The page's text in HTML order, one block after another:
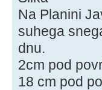
Na Planini
suhega
dnu.
2cm pod
18 cm pod